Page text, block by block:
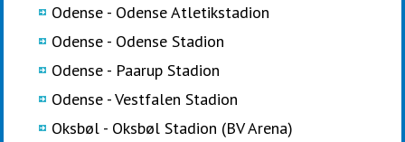
Odense - Odense Atletikstadion
Odense - Odense Stadion
Odense - Paarup Stadion
Odense - Vestfalen Stadion
Oksbøl - Oksbøl Stadion (BV Arena)